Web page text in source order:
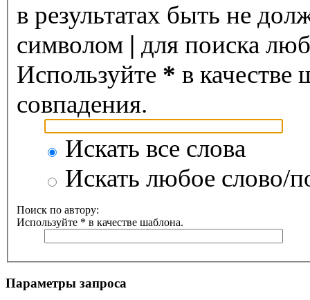
в результатах быть не
символом | для поиска
Используйте * в качестве
совпадения.
Искать все слова
Искать любое слово/
Поиск по автору:
Используйте * в качестве шаблона.
Параметры запроса